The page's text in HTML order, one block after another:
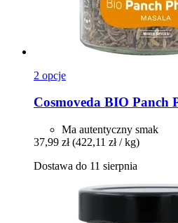
2 opcje
Cosmoveda BIO Panch
Ma autentyczny smak
37,99 zł (422,11 zł / kg)
Dostawa do 11 sierpnia